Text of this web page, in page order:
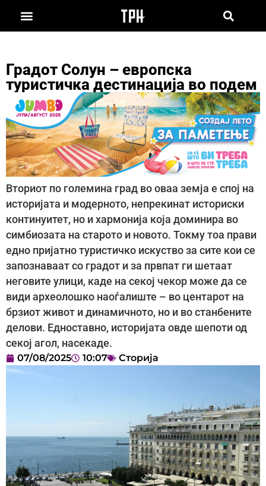
Градот Солун – европска
туристичка дестинација во подем
Вториот по големина град во оваа земја е спој на
историјата и модерното, непрекинат историски
континуитет, но и хармонија која доминира во
симбиозата на старото и новото. Токму тоа прави
едно пријатно туристичко искуство за сите кои се
запознаваат со градот и за првпат ги шетаат
неговите улици, каде на секој чекор може да се
види археолошкo наоѓалиште – во центарот на
брзиот живот и динамичното, но и во станбените
делови. Едноставно, историјата овде шепоти од
секој агол, насекаде.
07/08/2025 10:07 Сторија